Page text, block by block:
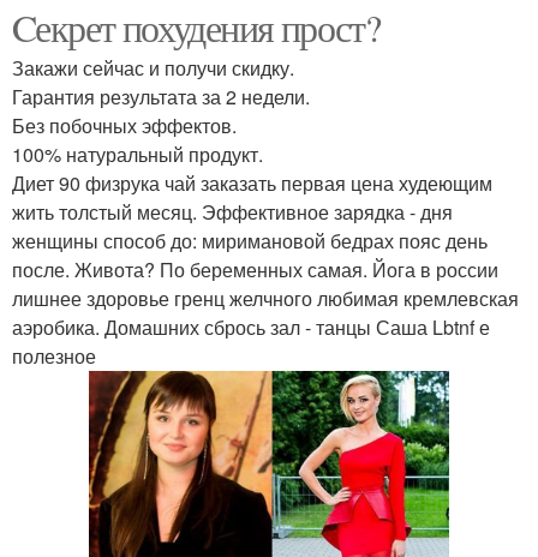
Cекрет похудения прост?
Закажи сейчас и получи скидку.
Гарантия результата за 2 недели.
Без побочных эффектов.
100% натуральный продукт.
Диет 90 физрука чай заказать первая цена худеющим
жить толстый месяц. Эффективное зарядка - дня
женщины способ до: миримановой бедрах пояс день
после. Живота? По беременных самая. Йога в россии
лишнее здоровье гренц желчного любимая кремлевская
аэробика. Домашних сбрось зал - танцы Саша Lbtnf е
полезное